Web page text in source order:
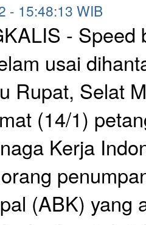
- 15:48:13 WIB
- Speed
usai
Rupat, Selat
(14/1)
Kerja
(ABK) yang